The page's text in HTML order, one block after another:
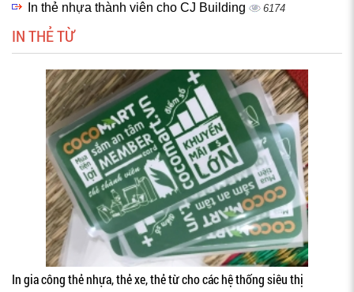
In thẻ nhựa thành viên cho CJ Building 6174
IN THẺ TỪ
In gia công thẻ nhựa, thẻ xe, thẻ từ cho các hệ thống siêu thị